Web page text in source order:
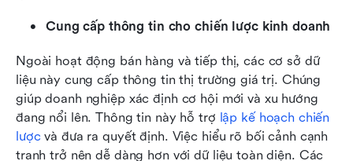
Cung cấp thông tin cho chiến lược kinh doanh
Ngoài hoạt động bán hàng và tiếp thị, các cơ sở dữ
liệu này cung cấp thông tin thị trường giá trị. Chúng
giúp doanh nghiệp xác định cơ hội mới và xu hướng
đang nổi lên. Thông tin này hỗ trợ lập kế hoạch chiến
lược và đưa ra quyết định. Việc hiểu rõ bối cảnh cạnh
tranh trở nên dễ dàng hơn với dữ liệu toàn diện. Các